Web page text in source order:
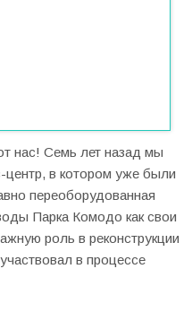
нас! Семь лет назад мы
в котором уже были
переоборудованная
Парка Комодо как свои
роль в реконструкции
в процессе